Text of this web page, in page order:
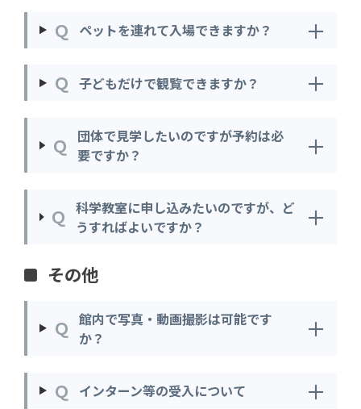
Ｑ ペットを連れて入場できますか？ ＋
Ｑ 子どもだけで観覧できますか？ ＋
Ｑ
団体で見学したいのですが予約は必
要ですか？
＋
Ｑ 科学教室に申し込みたいのですが、ど
うすればよいですか？
＋
その他
Ｑ 館内で写真・動画撮影は可能です
か？
＋
Ｑ インターン等の受入について ＋